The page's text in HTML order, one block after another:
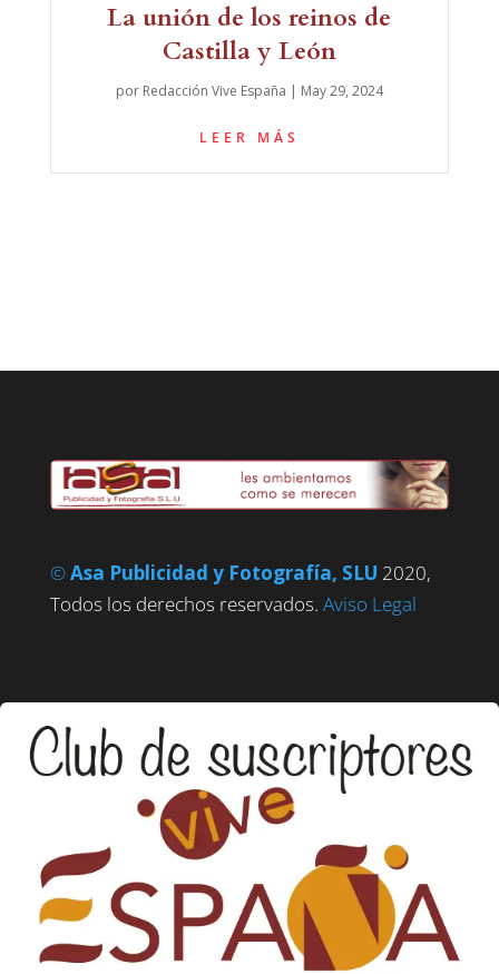
La unión de los reinos de
Castilla y León
por Redacción Vive España | May 29, 2024
LEER MÁS
©Asa Publicidad y Fotografía, SLU 2020,
Todos los derechos reservados. Aviso Legal